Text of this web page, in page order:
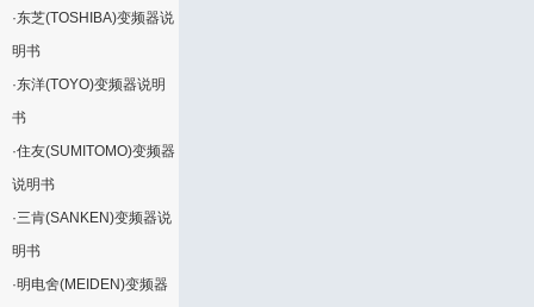
·东芝(TOSHIBA)变频器说
明书
·东洋(TOYO)变频器说明
书
·住友(SUMITOMO)变频器
说明书
·三肯(SANKEN)变频器说
明书
·明电舍(MEIDEN)变频器